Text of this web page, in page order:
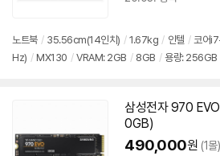
노트북 / 35.56cm(14인치) / 1.67kg / 인텔 / 코어
Hz) / MX130 / VRAM: 2GB / 8GB / 용량: 256GB
삼성전자 970
0GB)
490,000원 (1몰)